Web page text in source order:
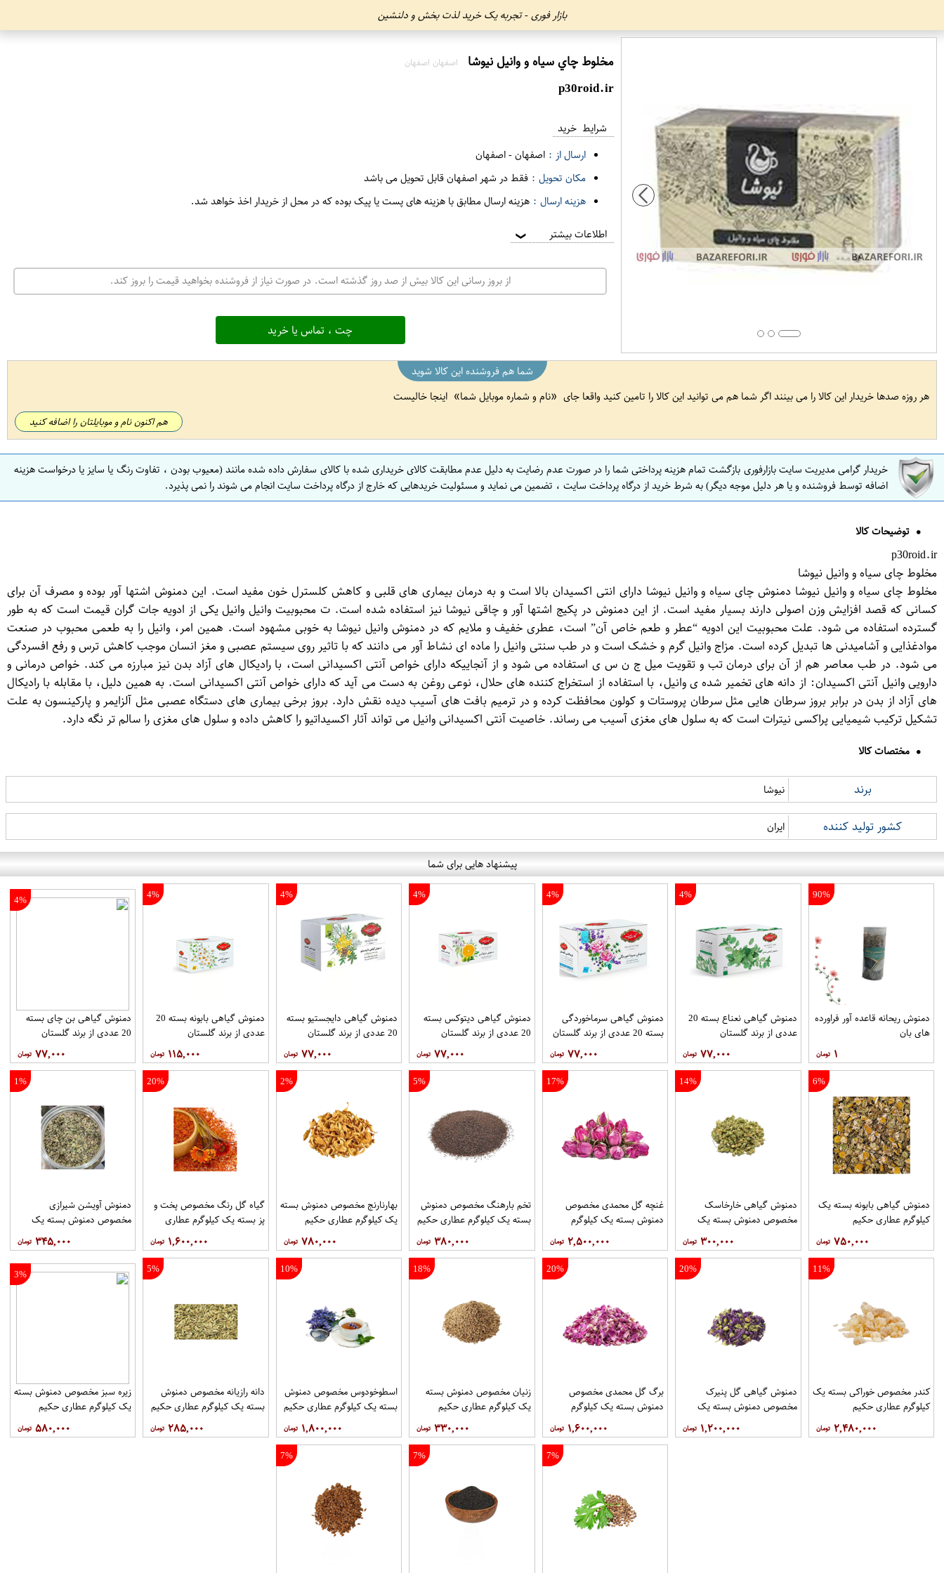
بازار فوری - تجربه یک خرید لذت بخش و دلنشین
مخلوط چاي سياه و وانيل نيوشا اصفهان اصفهان
p30roid.ir
شرایط خرید
ارسال از : اصفهان-اصفهان
مکان تحویل : فقط در شهر اصفهان قابل تحویل می باشد
هزینه ارسال : هزینه ارسال مطابق با هزینه های پست یا پیک بوده که در محل از خریدار اخذ خواهد شد.
اطلاعات بیشتر ❯
از بروز رسانی این کالا بیش از صد روز گذشته است. در صورت نیاز از فروشنده بخواهید قیمت را بروز کند.
چت ، تماس یا خرید
شما هم فروشنده این کالا شوید
هر روزه صدها خریدار این کالا را می بینند اگر شما هم می توانید این کالا را تامین کنید واقعا جای
نام و شماره موبایل شما اینجا خالیست
هم اکنون نام و موبایلتان را اضافه کنید
خریدار گرامی مدیریت سایت بازارفوری بازگشت تمام هزینه پرداختی شما را در صورت عدم رضایت به دلیل عدم مطابقت کالای خریداری شده با کالای سفارش داده شده مانند (معیوب بودن ، تفاوت رنگ یا سایز یا درخواست هزینه
اضافه توسط فروشنده و یا هر دلیل موجه دیگر) به شرط خرید از درگاه پرداخت سایت ، تضمین می نماید و مسئولیت خریدهایی که خارج از درگاه پرداخت سایت انجام می شوند را نمی پذیرد.
توضیحات کالا
p30roid.ir
مخلوط چای سیاه و وانیل نیوشا
مخلوط چای سیاه و وانیل نیوشا دمنوش چای سیاه و وانیل نیوشا دارای انتی اکسیدان بالا است و به درمان بیماری های قلبی و کاهش کلسترل خون مفید است. این دمنوش اشتها آور بوده و مصرف آن برای
کسانی که قصد افزایش وزن اصولی دارند بسیار مفید است. از این دمنوش در پکیج اشتها آور و چاقی نیوشا نیز استفاده شده است. ت محبوبیت وانیل وانیل یکی از ادویه جات گران قیمت است که به طور
گسترده استفاده می شود. علت محبوبیت این ادویه “عطر و طعم خاص آن” است، عطری خفیف و ملایم که در دمنوش وانیل نیوشا به خوبی مشهود است. همین امر، وانیل را به طعمی محبوب در صنعت
موادغذایی و آشامیدنی ها تبدیل کرده است. مزاج وانیل گرم و خشک است و در طب سنتی وانیل را ماده ای نشاط آور می دانند که با تاثیر روی سیستم عصبی و مغز انسان موجب کاهش ترس و رفع افسردگی
می شود. در طب معاصر هم از آن برای درمان تب و تقویت میل ج ن س ی استفاده می شود و از آنجاییکه دارای خواص آنتی اکسیدانی است، با رادیکال های آزاد بدن نیز مبارزه می کند. خواص درمانی و
دارویی وانیل آنتی اکسیدان: از دانه های تخمیر شده ی وانیل، با استفاده از استخراج کننده های حلال، نوعی روغن به دست می آید که دارای خواص آنتی اکسیدانی است. به همین دلیل، با مقابله با رادیکال
های آزاد از بدن در برابر بروز سرطان هایی مثل سرطان پروستات و کولون محافظت کرده و در ترمیم بافت های آسیب دیده نقش دارد. بروز برخی بیماری های دستگاه عصبی مثل آلزایمر و پارکینسون به علت
تشکیل ترکیب شیمیایی پراکسی نیترات است که به سلول های مغزی آسیب می رساند. خاصیت آنتی اکسیدانی وانیل می تواند آثار اکسیداتیو را کاهش داده و سلول های مغزی را سالم تر نگه دارد.
مختصات کالا
برند نیوشا
کشور تولید کننده ایران
پیشنهاد هایی برای شما
90%
دمنوش ریحانه قاعده آور فراورده
های بان
۱
4%
دمنوش گیاهی نعناع بسته 20
عددی از برند گلستان
۷۷,۰۰۰
4%
دمنوش گیاهی سرماخوردگی
بسته 20 عددی از برند گلستان
۷۷,۰۰۰
4%
دمنوش گیاهی دیتوکس بسته
20 عددی از برند گلستان
۷۷,۰۰۰
4%
دمنوش گیاهی دایجستیو بسته
20 عددی از برند گلستان
۷۷,۰۰۰
4%
دمنوش گیاهی بابونه بسته 20
عددی از برند گلستان
۱۱۵,۰۰۰
4%
دمنوش گیاهی بن چای بسته
20 عددی از برند گلستان
۷۷,۰۰۰
6%
دمنوش گیاهی بابونه بسته یک
کیلوگرم عطاری حکیم
۷۵۰,۰۰۰
14%
دمنوش گیاهی خارخاسک
مخصوص دمنوش بسته یک
۳۰۰,۰۰۰
17%
غنچه گل محمدی مخصوص
دمنوش بسته یک کیلوگرم
۲,۵۰۰,۰۰۰
5%
تخم بارهنگ مخصوص دمنوش
بسته یک کیلوگرم عطاری حکیم
۳۸۰,۰۰۰
2%
بهارنارنج مخصوص دمنوش بسته
یک کیلوگرم عطاری حکیم
۷۸۰,۰۰۰
20%
گیاه گل رنگ مخصوص پخت و
پز بسته یک کیلوگرم عطاری
۱,۶۰۰,۰۰۰
1%
دمنوش آویشن شیرازی
مخصوص دمنوش بسته یک
۳۴۵,۰۰۰
11%
کندر مخصوص خوراکی بسته یک
کیلوگرم عطاری حکیم
۲,۴۸۰,۰۰۰
20%
دمنوش گیاهی گل پنیرک
مخصوص دمنوش بسته یک
۱,۲۰۰,۰۰۰
20%
برگ گل محمدی مخصوص
دمنوش بسته یک کیلوگرم
۱,۶۰۰,۰۰۰
18%
زنیان مخصوص دمنوش بسته
یک کیلوگرم عطاری حکیم
۳۳۰,۰۰۰
10%
اسطوخودوس مخصوص دمنوش
بسته یک کیلوگرم عطاری حکیم
۱,۸۰۰,۰۰۰
5%
دانه رازیانه مخصوص دمنوش
بسته یک کیلوگرم عطاری حکیم
۲۸۵,۰۰۰
3%
زیره سبز مخصوص دمنوش بسته
یک کیلوگرم عطاری حکیم
۵۸۰,۰۰۰
7%
7%
7%